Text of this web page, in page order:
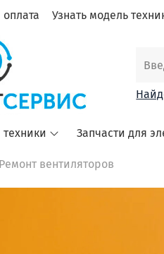
Узнать модель
Запчасти для
Ремонт вентиляторов